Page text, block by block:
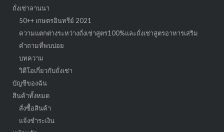
ถั่งเช่าลานนา
50++ เกษตรอินทรีย์ 2021
ความแตกต่างระหว่างถั่งเช่าสูตร100%และถั่งเช่าสูตรอาหารเสริม
คำถามที่พบบ่อย
บทความ
วิดีโอเกี่ยวกับถั่งเช่า
บัญชีของฉัน
สินค้าทั้งหมด
สั่งซื้อสินค้า
แจ้งชำระเงิน